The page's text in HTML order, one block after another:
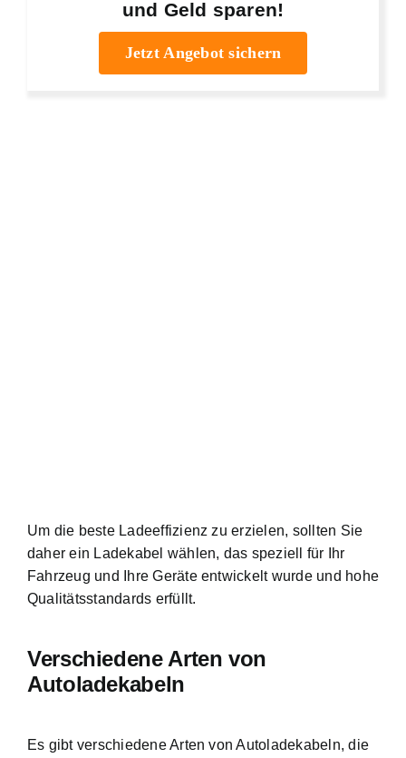
und Geld sparen!
Jetzt Angebot sichern
Um die beste Ladeeffizienz zu erzielen, sollten Sie
daher ein Ladekabel wählen, das speziell für Ihr
Fahrzeug und Ihre Geräte entwickelt wurde und hohe
Qualitätsstandards erfüllt.
Verschiedene Arten von
Autoladekabeln
Es gibt verschiedene Arten von Autoladekabeln, die